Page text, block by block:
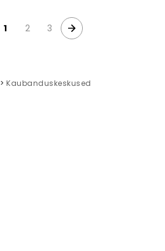
1 2 3
> Kaubanduskeskused